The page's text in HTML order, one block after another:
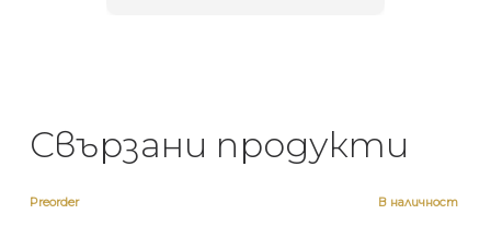
Свързани продукти
Preorder В наличност